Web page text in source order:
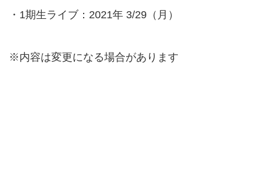
・1期生ライブ：2021年 3/29（月）
※内容は変更になる場合があります